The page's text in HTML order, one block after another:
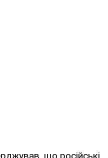
що російські